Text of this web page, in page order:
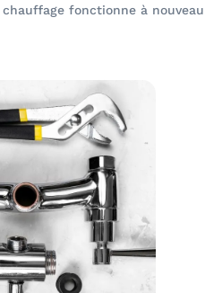
fonctionne à nouveau